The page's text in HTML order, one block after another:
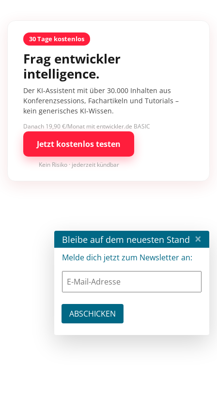
30 Tage kostenlos
Frag entwickler
intelligence.
Der KI-Assistent mit über 30.000 Inhalten aus
Konferenzsessions, Fachartikeln und Tutorials –
kein generisches KI-Wissen.
Danach 19,90 €/Monat mit entwickler.de BASIC
Jetzt kostenlos testen
Kein Risiko · jederzeit kündbar
Bleibe auf dem neuesten Stand ×
Melde dich jetzt zum Newsletter an: